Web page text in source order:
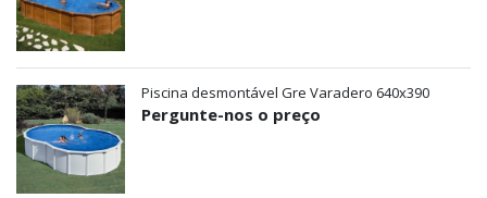
Piscina desmontável Gre Varadero 640x390
Pergunte-nos o preço